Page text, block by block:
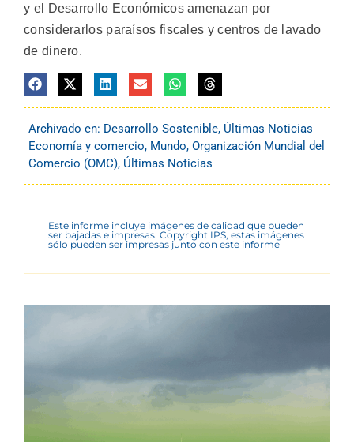
y el Desarrollo Económicos amenazan por
considerarlos paraísos fiscales y centros de lavado
de dinero.
Archivado en: Desarrollo Sostenible, Últimas Noticias
Economía y comercio, Mundo, Organización Mundial del
Comercio (OMC), Últimas Noticias
Este informe incluye imágenes de calidad que pueden
ser bajadas e impresas. Copyright IPS, estas imágenes
sólo pueden ser impresas junto con este informe